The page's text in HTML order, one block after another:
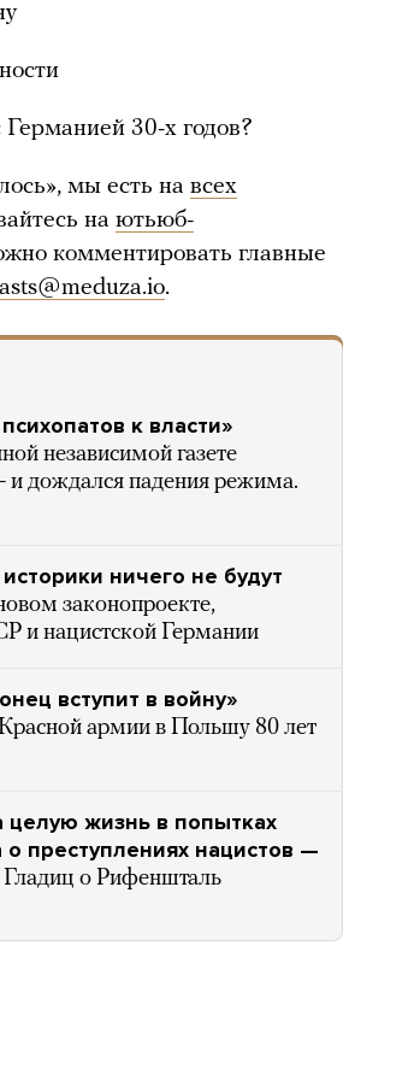
30-х годов?
мы есть на всех
на ютьюб-
комментировать главные
.
к власти»
независимой газете
и дождался падения режима.
ничего не будут
законопроекте,
и нацистской Германии
вступит в войну»
армии в Польшу 80 лет
целую жизнь в попытках
преступлениях нацистов —
о Рифеншталь